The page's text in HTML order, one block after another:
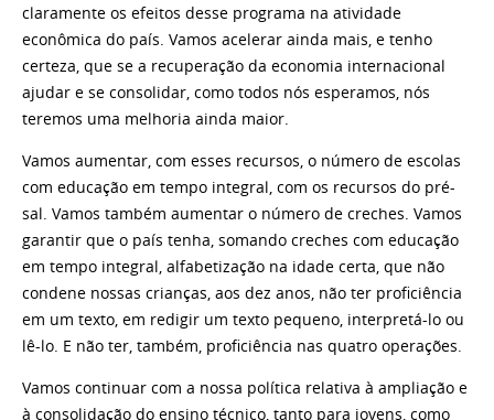
claramente os efeitos desse programa na atividade
econômica do país. Vamos acelerar ainda mais, e tenho
certeza, que se a recuperação da economia internacional
ajudar e se consolidar, como todos nós esperamos, nós
teremos uma melhoria ainda maior.
Vamos aumentar, com esses recursos, o número de escolas
com educação em tempo integral, com os recursos do pré-
sal. Vamos também aumentar o número de creches. Vamos
garantir que o país tenha, somando creches com educação
em tempo integral, alfabetização na idade certa, que não
condene nossas crianças, aos dez anos, não ter proficiência
em um texto, em redigir um texto pequeno, interpretá-lo ou
lê-lo. E não ter, também, proficiência nas quatro operações.
Vamos continuar com a nossa política relativa à ampliação e
à consolidação do ensino técnico, tanto para jovens, como